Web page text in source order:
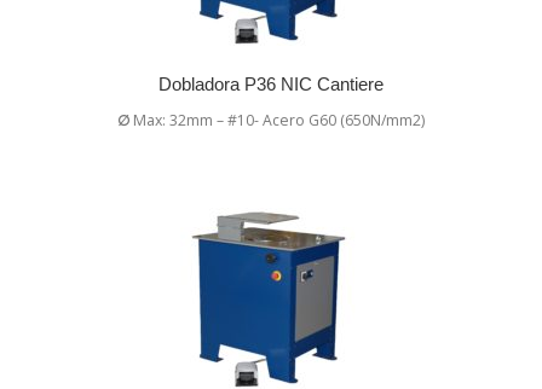
Dobladora P36 NIC Cantiere
∅ Max: 32mm – #10- Acero G60 (650N/mm2)